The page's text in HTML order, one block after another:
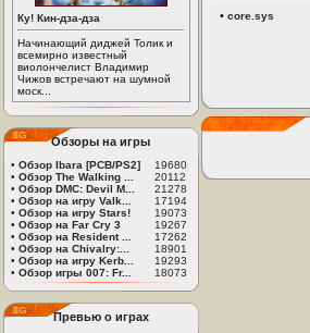
Ку! Кин-дза-дза
Начинающий диджей Толик и
всемирно известный
виолончелист Владимир
Чижов встречают на шумной
моск...
Обзоры на игры
• Обзор Ibara [PCB/PS2]
19680
• Обзор The Walking ...
20112
• Обзор DMC: Devil M...
21278
• Обзор на игру Valk...
17194
• Обзор на игру Stars!
19073
• Обзор на Far Cry 3
19267
• Обзор на Resident ...
17262
• Обзор на Chivalry:...
18901
• Обзор на игру Kerb...
19293
• Обзор игры 007: Fr... 18073
Превью о играх
• core.sys